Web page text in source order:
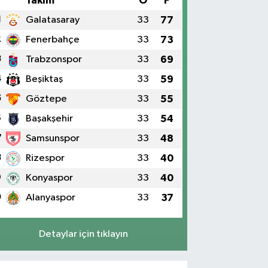
Galatasaray 33 77
Fenerbahçe 33 73
Trabzonspor 33 69
Beşiktaş 33 59
Göztepe 33 55
Başakşehir 33 54
Samsunspor 33 48
Rizespor 33 40
Konyaspor 33 40
Alanyaspor 33 37
Detaylar için tıklayın